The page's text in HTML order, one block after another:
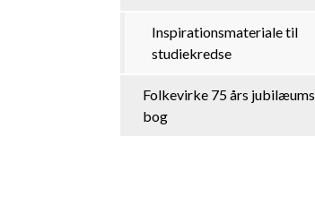
Inspirationsmateriale til
studiekredse
Folkevirke 75 års jubilæums
bog